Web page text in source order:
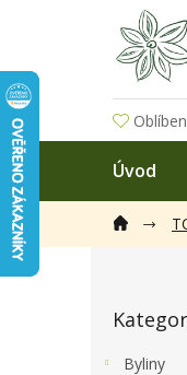
Úvod
kategorie
Byliny